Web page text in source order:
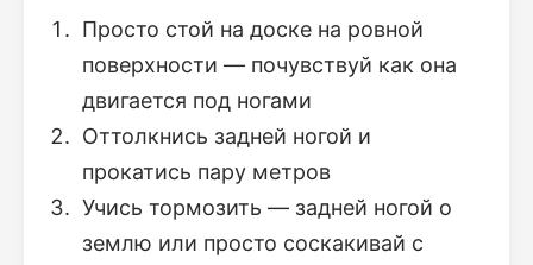
Просто стой на доске на ровной
поверхности — почувствуй как она
двигается под ногами
Оттолкнись задней ногой и
прокатись пару метров
Учись тормозить — задней ногой о
землю или просто соскакивай с